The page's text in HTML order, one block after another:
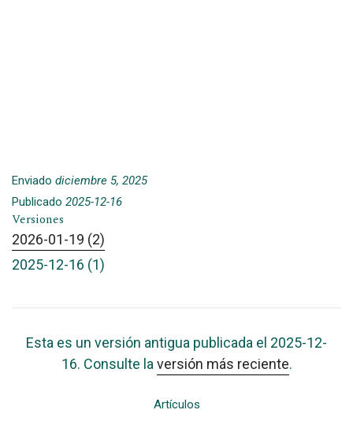
Enviado diciembre 5, 2025
Publicado 2025-12-16
Versiones
2026-01-19 (2)
2025-12-16 (1)
Esta es un versión antigua publicada el 2025-12-
16. Consulte la versión más reciente.
Artículos